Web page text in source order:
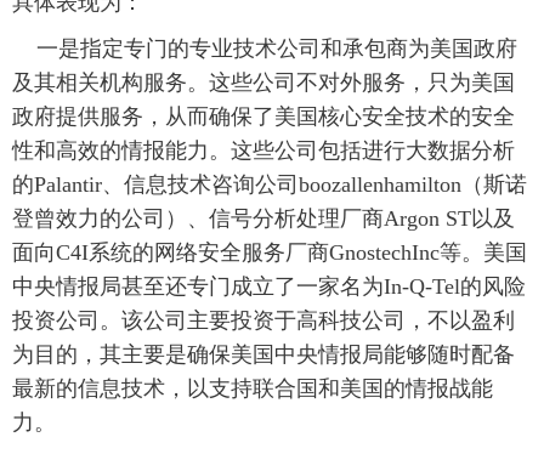
一是指定专门的专业技术公司和承包商为美国政府
及其相关机构服务。这些公司不对外服务，只为美国
政府提供服务，从而确保了美国核心安全技术的安全
性和高效的情报能力。这些公司包括进行大数据分析
的Palantir、信息技术咨询公司boozallenhamilton（斯诺
登曾效力的公司）、信号分析处理厂商Argon ST以及
面向C4I系统的网络安全服务厂商GnostechInc等。美国
中央情报局甚至还专门成立了一家名为In-Q-Tel的风险
投资公司。该公司主要投资于高科技公司，不以盈利
为目的，其主要是确保美国中央情报局能够随时配备
最新的信息技术，以支持联合国和美国的情报战能
力。